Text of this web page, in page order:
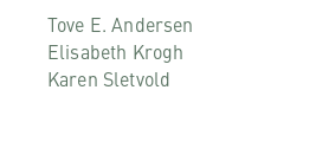
Tove E. Andersen
Elisabeth Krogh
Karen Sletvold